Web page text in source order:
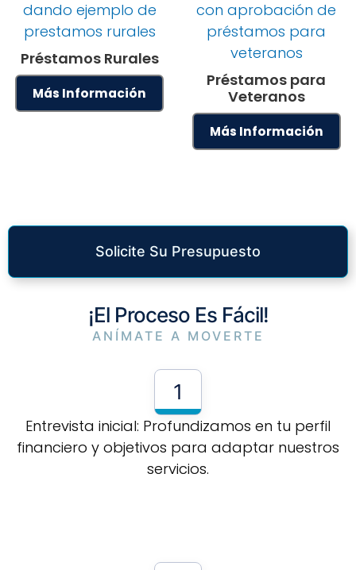
Préstamos Rurales
Más Información
Préstamos para
Veteranos
Más Información
Solicite Su Presupuesto
¡El Proceso Es Fácil!
ANÍMATE A MOVERTE
1
Entrevista inicial: Profundizamos en tu perfil
financiero y objetivos para adaptar nuestros
servicios.